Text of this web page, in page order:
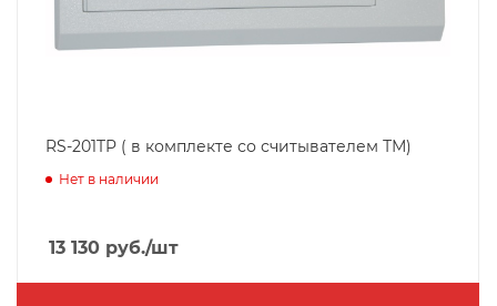
RS-201TP ( в комплекте со считывателем ТМ)
Нет в наличии
13 130 руб./шт